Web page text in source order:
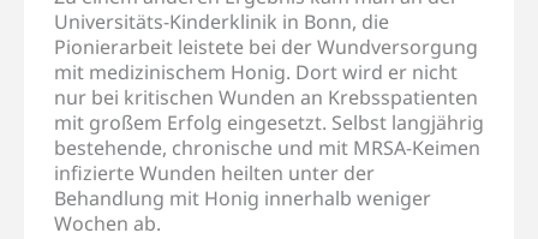
Universitäts-Kinderklinik in Bonn, die
Pionierarbeit leistete bei der Wundversorgung
mit medizinischem Honig. Dort wird er nicht
nur bei kritischen Wunden an Krebsspatienten
mit großem Erfolg eingesetzt. Selbst langjährig
bestehende, chronische und mit MRSA-Keimen
infizierte Wunden heilten unter der
Behandlung mit Honig innerhalb weniger
Wochen ab.